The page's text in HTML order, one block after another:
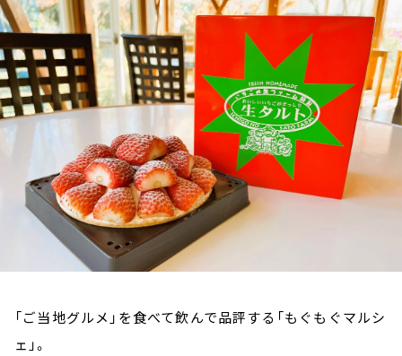
お知らせ
イベント・グッズ
YouTube
会社情報
「ご当地グルメ」を食べて飲んで品評する「もぐもぐマルシ
ェ」。